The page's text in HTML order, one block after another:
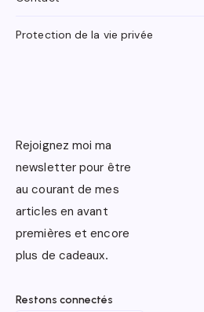
Protection de la vie privée
Rejoignez moi ma
newsletter pour être
au courant de mes
articles en avant
premières et encore
plus de cadeaux.
Restons connectés